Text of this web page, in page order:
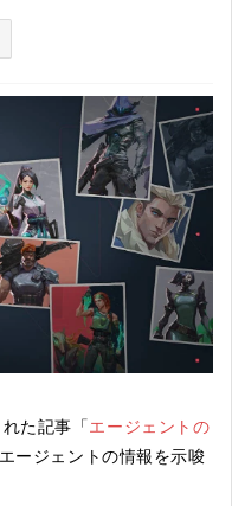
た記事「エージェントの
ージェントの情報を示唆